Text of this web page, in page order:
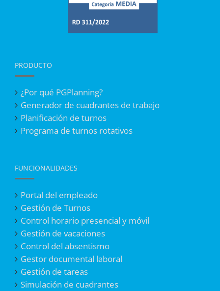
PRODUCTO
¿Por qué PGPlanning?
Generador de cuadrantes de trabajo
Planificación de turnos
Programa de turnos rotativos
FUNCIONALIDADES
Portal del empleado
Gestión de Turnos
Control horario presencial y móvil
Gestión de vacaciones
Control del absentismo
Gestor documental laboral
Gestión de tareas
Simulación de cuadrantes